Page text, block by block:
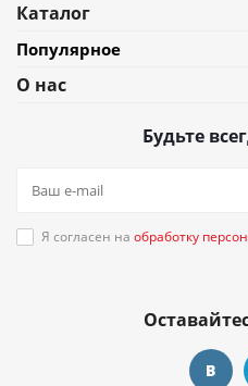
Каталог
Популярное
О нас
Будьте
Я согласен на обработку